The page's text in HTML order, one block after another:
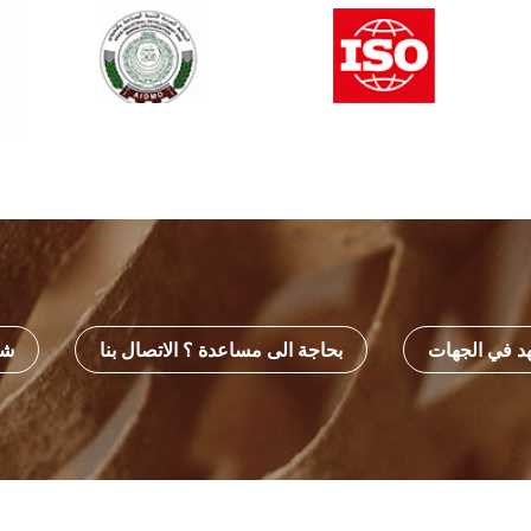
في الجهات بحاجة الى مساعدة ؟ الاتصال بنا